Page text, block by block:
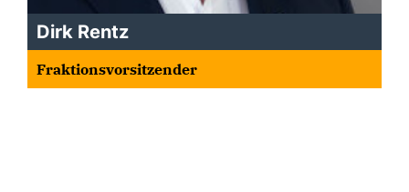
Dirk Rentz
Fraktionsvorsitzender